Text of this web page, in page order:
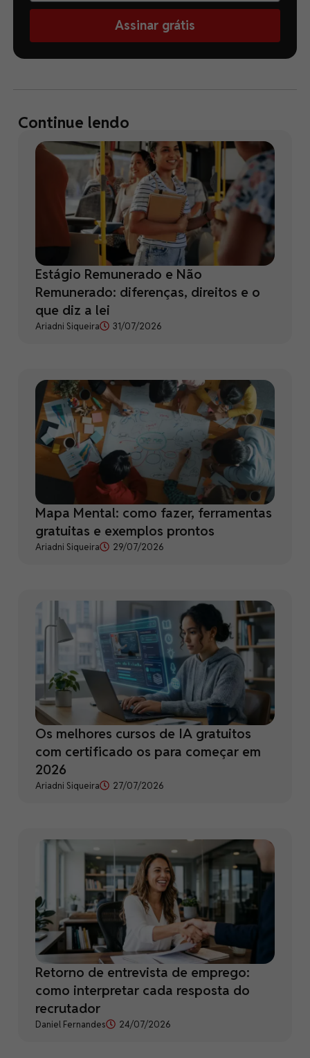
Assinar grátis
Continue lendo
Estágio Remunerado e Não
Remunerado: diferenças, direitos e o
que diz a lei
Ariadni Siqueira 31/07/2026
Mapa Mental: como fazer, ferramentas
gratuitas e exemplos prontos
Ariadni Siqueira 29/07/2026
Os melhores cursos de IA gratuitos
com certificado os para começar em
2026
Ariadni Siqueira 27/07/2026
Retorno de entrevista de emprego:
como interpretar cada resposta do
recrutador
Daniel Fernandes 24/07/2026